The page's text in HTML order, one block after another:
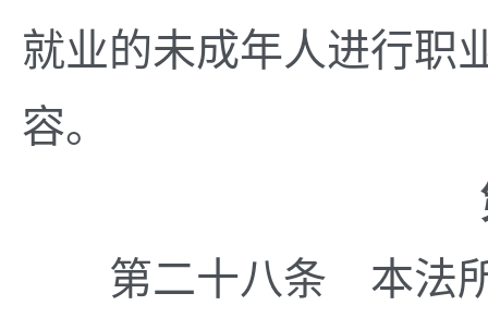
就业的未成年人进行职
容。
第
第二十八条 本法所